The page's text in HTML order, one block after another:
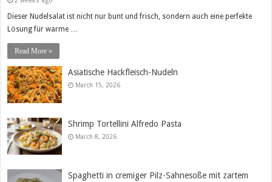
Dieser Nudelsalat ist nicht nur bunt und frisch, sondern auch eine perfekte
Lösung für warme …
Read More »
Asiatische Hackfleisch-Nudeln
March 15, 2026
Shrimp Tortellini Alfredo Pasta
March 8, 2026
Spaghetti in cremiger Pilz-Sahnesoße mit zartem